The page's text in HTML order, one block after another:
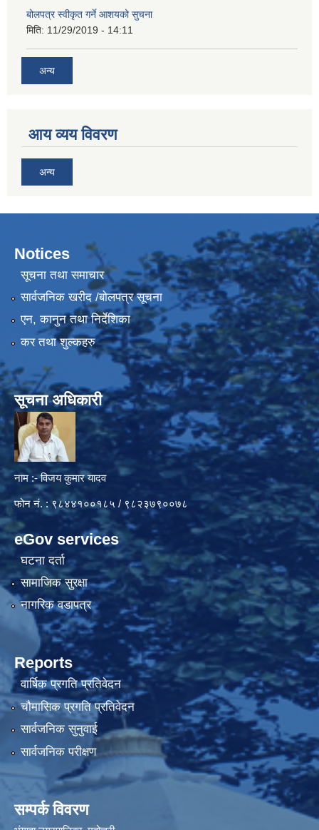
बोलपत्र स्वीकृत गर्ने आशयको सुचना
मिति: 11/29/2019 - 14:11
अन्य
आय व्यय विवरण
अन्य
Notices
सूचना तथा समाचार
सार्वजनिक खरीद /बोलपत्र सूचना
एन, कानुन तथा निर्देशिका
कर तथा शुल्कहरु
सूचना अधिकारी
नाम :- विजय कुमार यादव
फोन नं. : ९८४४१००१८५ / ९८२३७९००७८
eGov services
घटना दर्ता
सामाजिक सुरक्षा
नागरिक वडापत्र
Reports
वार्षिक प्रगति प्रतिवेदन
चौमासिक प्रगति प्रतिवेदन
सार्वजनिक सुनुवाई
सार्वजनिक परीक्षण
सम्पर्क विवरण